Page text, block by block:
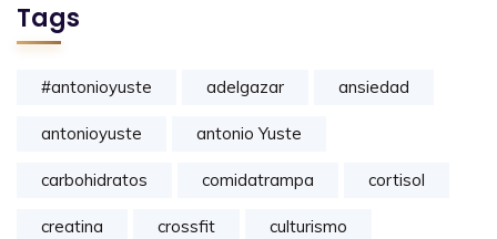
Tags
#antonioyuste adelgazar ansiedad
antonioyuste antonio Yuste
carbohidratos comidatrampa cortisol
creatina crossfit culturismo